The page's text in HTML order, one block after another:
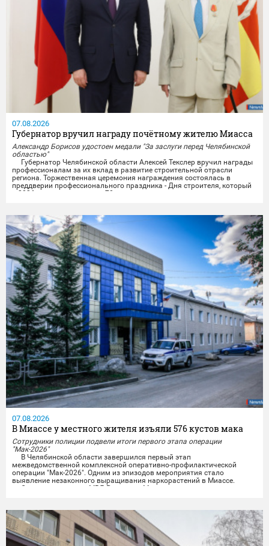
07.08.2026
Губернатор вручил награду почётному жителю Миасса
Александр Борисов удостоен медали "За заслуги перед Челябинской
областью"
Губернатор Челябинской области Алексей Текслер вручил награды
профессионалам за их вклад в развитие строительной отрасли
региона. Торжественная церемония награждения состоялась в
преддверии профессионального праздника - Дня строителя, который
в 2026 году отмечает свое 70-летие.
07.08.2026
В Миассе у местного жителя изъяли 576 кустов мака
Сотрудники полиции подвели итоги первого этапа операции
"Мак-2026"
В Челябинской области завершился первый этап
межведомственной комплексной оперативно-профилактической
операции "Мак-2026". Одним из эпизодов мероприятия стало
выявление незаконного выращивания наркорастений в Миассе.
Сотрудники отдела МВД России по Миассу совместно с
жителя,...